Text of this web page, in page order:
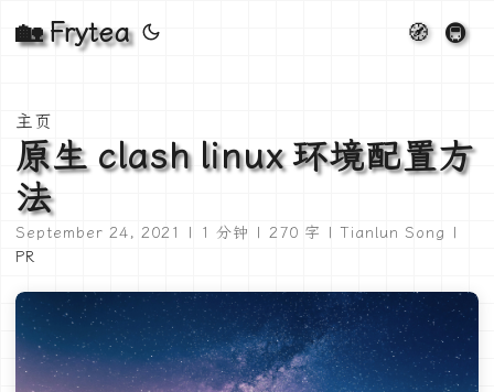
🏡 Frytea 🧭 🚇
主页
原生 clash linux 环境配置方
法
September 24, 2021 | 1 分钟 | 270 字 | Tianlun Song |
PR